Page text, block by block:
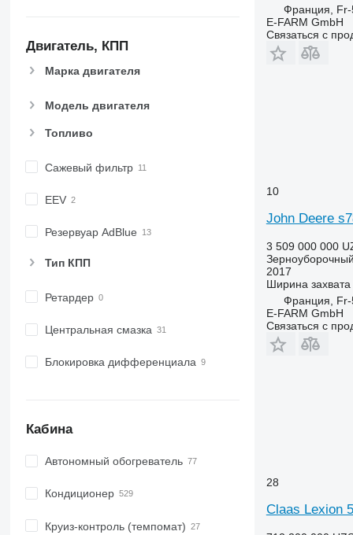
Двигатель, КПП
Марка двигателя
Модель двигателя
Топливо
Сажевый фильтр
EEV
Резервуар AdBlue
Тип КПП
Ретардер
Центральная смазка
Блокировка дифференциала
Кабина
Автономный обогреватель
Кондиционер
Круиз-контроль (темпомат)
Франция, Fr-
E-FARM GmbH
Связаться с
10
John Deere
3 509 000 000
2017
Ширина захвата
Франция, Fr-
E-FARM GmbH
Связаться с
28
Claas Lexion